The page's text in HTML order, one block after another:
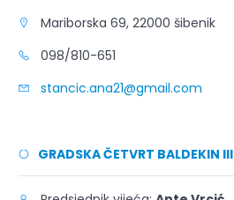
Mariborska 69, 22000 šibenik
098/810-651
stancic.ana21@gmail.com
GRADSKA ČETVRT BALDEKIN III